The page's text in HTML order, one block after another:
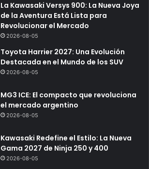
La Kawasaki Versys 900: La Nueva Joya
de la Aventura Está Lista para
Revolucionar el Mercado
2026-08-05
Toyota Harrier 2027: Una Evolución
Destacada en el Mundo de los SUV
2026-08-05
MG3 ICE: El compacto que revoluciona
el mercado argentino
2026-08-05
Kawasaki Redefine el Estilo: La Nueva
Gama 2027 de Ninja 250 y 400
2026-08-05